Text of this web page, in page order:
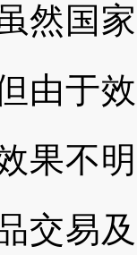
然国
由于
果不
交易